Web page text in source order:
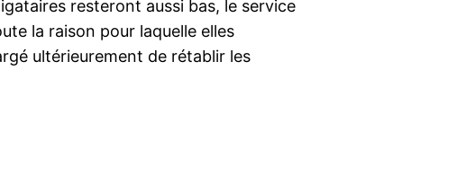
resteront aussi bas, le service
la raison pour laquelle elles
ultérieurement de rétablir les